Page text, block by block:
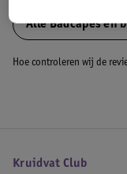
Alle Badcapes en
Hoe controleren wij de
Kruidvat Club